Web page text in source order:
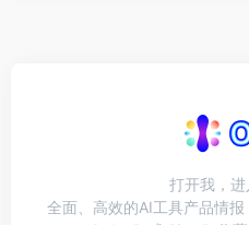
打开我，进
全面、高效的AI工具产品情报